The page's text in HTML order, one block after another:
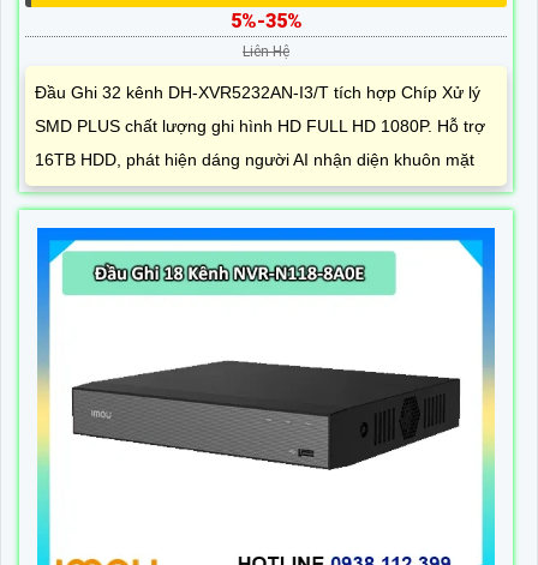
5%-35%
Liên Hệ
Đầu Ghi 32 kênh DH-XVR5232AN-I3/T tích hợp Chíp Xử lý
SMD PLUS chất lượng ghi hình HD FULL HD 1080P. Hỗ trợ
16TB HDD, phát hiện dáng người AI nhận diện khuôn mặt